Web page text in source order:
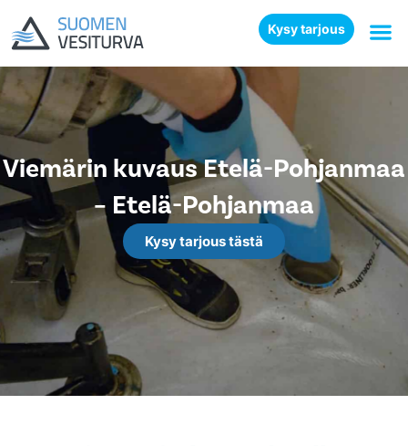
Kysy tarjous
Viemärin kuvaus Etelä-Pohjanmaa
– Etelä-Pohjanmaa
Kysy tarjous tästä